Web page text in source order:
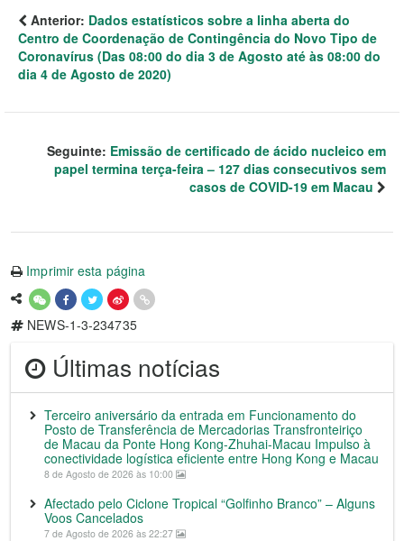
Anterior: Dados estatísticos sobre a linha aberta do
Centro de Coordenação de Contingência do Novo Tipo de
Coronavírus (Das 08:00 do dia 3 de Agosto até às 08:00 do
dia 4 de Agosto de 2020)
Seguinte: Emissão de certificado de ácido nucleico em
papel termina terça-feira – 127 dias consecutivos sem
casos de COVID-19 em Macau
Imprimir esta página
NEWS-1-3-234735
Últimas notícias
Terceiro aniversário da entrada em Funcionamento do
Posto de Transferência de Mercadorias Transfronteiriço
de Macau da Ponte Hong Kong-Zhuhai-Macau Impulso à
conectividade logística eficiente entre Hong Kong e Macau
8 de Agosto de 2026 às 10:00
Afectado pelo Ciclone Tropical “Golfinho Branco” – Alguns
Voos Cancelados
7 de Agosto de 2026 às 22:27